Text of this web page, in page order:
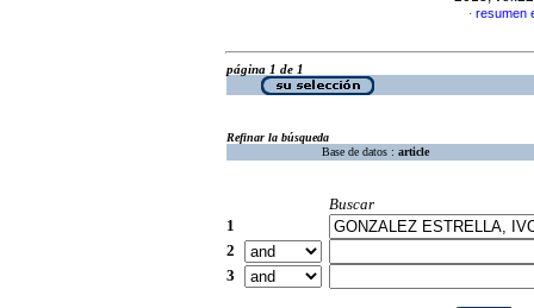
· resumen
página 1 de 1
Refinar la búsqueda
Base de datos : article
Buscar
1
2
3